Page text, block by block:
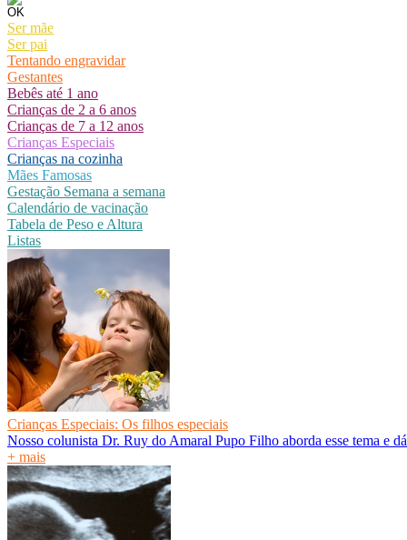
Ser mãe
Ser pai
Tentando engravidar
Gestantes
Bebês até 1 ano
Crianças de 2 a 6 anos
Crianças de 7 a 12 anos
Crianças Especiais
Crianças na cozinha
Mães Famosas
Gestação Semana a semana
Calendário de vacinação
Tabela de Peso e Altura
Listas
Crianças Especiais: Os filhos especiais
Nosso colunista Dr. Ruy do Amaral Pupo Filho aborda esse tema e
+ mais